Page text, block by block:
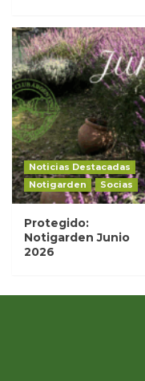
Noticias Destacadas
Notigarden
Socias
Protegido:
Notigarden Junio
2026